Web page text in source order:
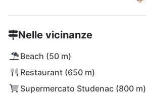
Nelle vicinanze
Beach (50 m)
Restaurant (650 m)
Supermercato Studenac (800 m)